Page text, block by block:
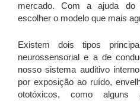
mercado. Com a ajuda do
escolher o modelo que mais
Existem dois tipos
neurossensorial e a de
nosso sistema auditivo
por exposição ao ruído,
ototóxicos, como alguns